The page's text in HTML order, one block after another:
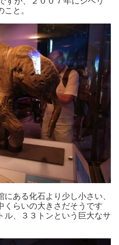
と。
ある化石より少し小さい、
くらいの大きさだそうです
ル、３３トンという巨大なサ